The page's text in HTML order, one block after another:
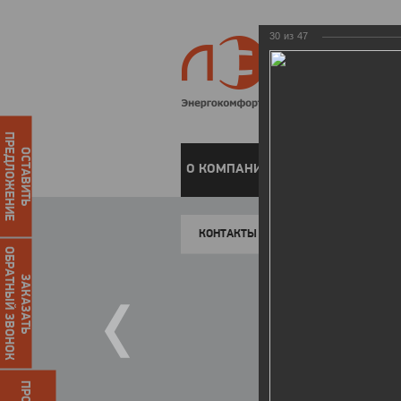
О КОМПАНИИ
КОНТАКТЫ
ОСТАВИТЬ
ПРЕДЛОЖЕНИЕ
ЗАКАЗАТЬ
ОБРАТНЫЙ ЗВОНОК
30 из 47